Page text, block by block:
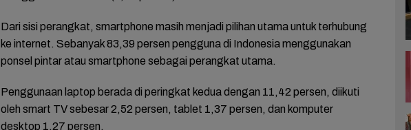
Dari sisi perangkat, smartphone masih menjadi pilihan utama untuk terhubung
ke internet. Sebanyak 83,39 persen pengguna di Indonesia menggunakan
ponsel pintar atau smartphone sebagai perangkat utama.
Penggunaan laptop berada di peringkat kedua dengan 11,42 persen, diikuti
oleh smart TV sebesar 2,52 persen, tablet 1,37 persen, dan komputer
desktop 1,27 persen.